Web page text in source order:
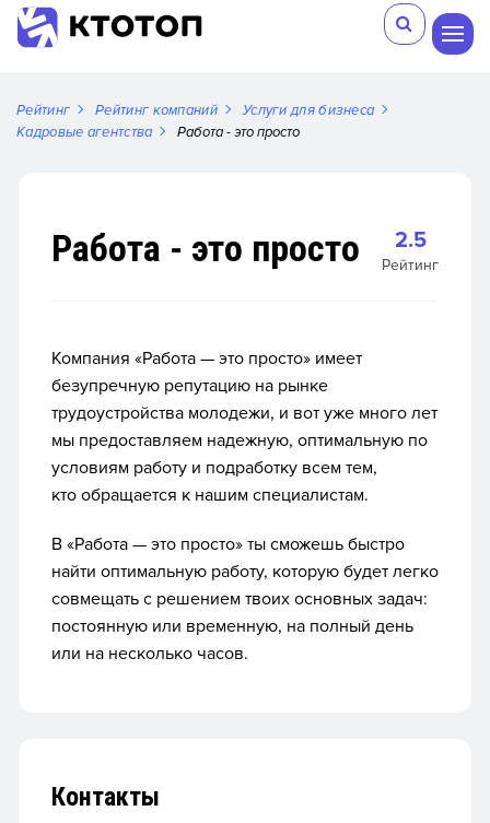
Рейтинг Рейтинг компаний
Услуги для бизнеса
Кадровые агентства
Работа - это просто
Работа - это просто 2.5
Рейтинг
Компания «Работа — это просто» имеет
безупречную репутацию на рынке
трудоустройства молодежи, и вот уже много лет
мы предоставляем надежную, оптимальную по
условиям работу и подработку всем тем,
кто обращается к нашим специалистам.
В «Работа — это просто» ты сможешь быстро
найти оптимальную работу, которую будет легко
совмещать с решением твоих основных задач:
постоянную или временную, на полный день
или на несколько часов.
Контакты